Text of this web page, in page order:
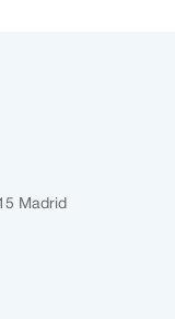
Madrid